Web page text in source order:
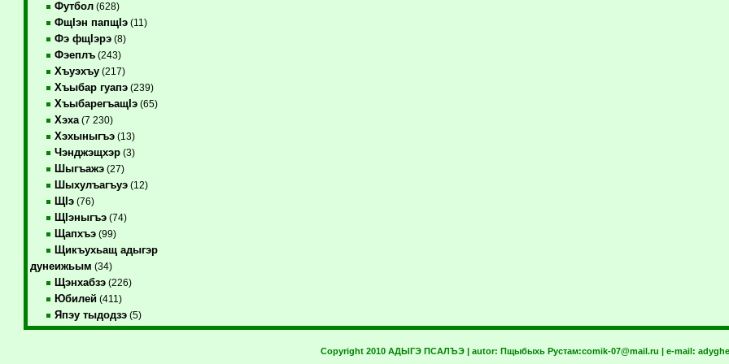
Футбол(628)
ФщIэн папщIэ(11)
Фэ фщIэрэ(8)
Фэеплъ(243)
Хъуэхъу(217)
Хъыбар гуапэ(239)
ХъыбарегъащIэ(65)
Хэха(7 230)
Хэхыныгъэ(13)
Чэнджэщхэр(3)
Шыгъажэ(27)
Шыхулъагъуэ(12)
ЩIэ(76)
ЩIэныгъэ(74)
Щапхъэ(99)
Щикъухьащ адыгэр
дунеижьым (34)
Щэнхабзэ(226)
Юбилей(411)
Япэу тыдодзэ(5)
Copyright 2010 АДЫГЭ ПСАЛЪЭ | autor: Пщыбыхь Рустам:comik-07@mail.ru | e-mail: